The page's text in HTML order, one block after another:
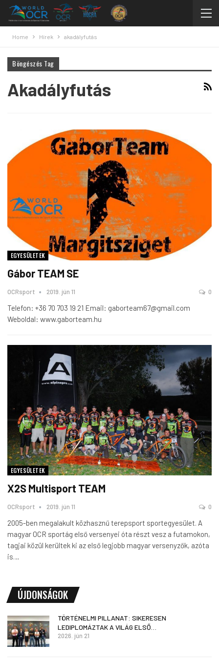
Home Hírek akadályfutás
Böngészés Tag
Akadályfutás
EGYESÜLETEK
Gábor TEAM SE
OCRsport 2019. jún 11 0
Telefon: +36 70 703 19 21 Email: gaborteam67@gmail.com
Weboldal: www.gaborteam.hu
EGYESÜLETEK
X2S Multisport TEAM
OCRsport 2019. jún 11 0
2005-ben megalakult közhasznű terepsport sportegyesület. A
magyar OCR sportág első versenyei óta részt vesz a futamokon,
tagjai közül kerültek ki az első legjobb magyar versenyzők, azóta
is…
ÚJDONSÁGOK
TÖRTÉNELMI PILLANAT: SIKERESEN
LEDIPLOMÁZTAK A VILÁG ELSŐ…
2026. jún 21